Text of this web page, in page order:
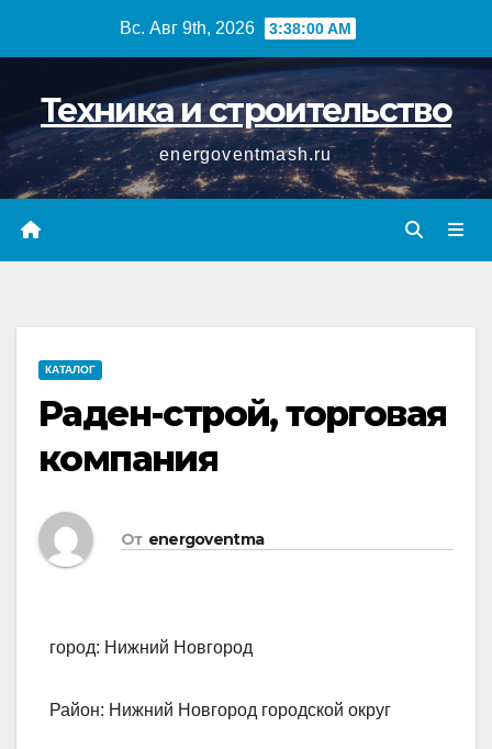
Вс. Авг 9th, 2026 3:38:01 AM
Техника и строительство
energoventmash.ru
КАТАЛОГ
Раден-строй, торговая
компания
От energoventma
город: Нижний Новгород
Район: Нижний Новгород городской округ